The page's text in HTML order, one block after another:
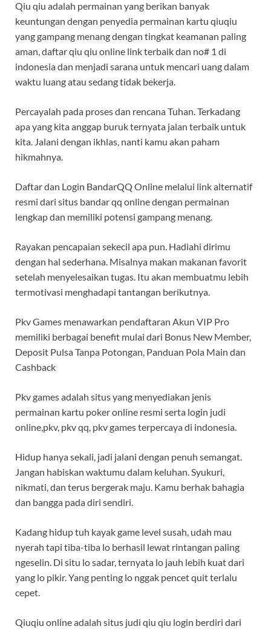
Qiu qiu adalah permainan yang berikan banyak
keuntungan dengan penyedia permainan kartu qiuqiu
yang gampang menang dengan tingkat keamanan paling
aman, daftar qiu qiu online link terbaik dan no# 1 di
indonesia dan menjadi sarana untuk mencari uang dalam
waktu luang atau sedang tidak bekerja.
Percayalah pada proses dan rencana Tuhan. Terkadang
apa yang kita anggap buruk ternyata jalan terbaik untuk
kita. Jalani dengan ikhlas, nanti kamu akan paham
hikmahnya.
Daftar dan Login BandarQQ Online melalui link alternatif
resmi dari situs bandar qq online dengan permainan
lengkap dan memiliki potensi gampang menang.
Rayakan pencapaian sekecil apa pun. Hadiahi dirimu
dengan hal sederhana. Misalnya makan makanan favorit
setelah menyelesaikan tugas. Itu akan membuatmu lebih
termotivasi menghadapi tantangan berikutnya.
Pkv Games menawarkan pendaftaran Akun VIP Pro
memiliki berbagai benefit mulai dari Bonus New Member,
Deposit Pulsa Tanpa Potongan, Panduan Pola Main dan
Cashback
Pkv games adalah situs yang menyediakan jenis
permainan kartu poker online resmi serta login judi
online,pkv, pkv qq, pkv games terpercaya di indonesia.
Hidup hanya sekali, jadi jalani dengan penuh semangat.
Jangan habiskan waktumu dalam keluhan. Syukuri,
nikmati, dan terus bergerak maju. Kamu berhak bahagia
dan bangga pada diri sendiri.
Kadang hidup tuh kayak game level susah, udah mau
nyerah tapi tiba-tiba lo berhasil lewat rintangan paling
ngeselin. Di situ lo sadar, ternyata lo jauh lebih kuat dari
yang lo pikir. Yang penting lo nggak pencet quit terlalu
cepet.
Qiuqiu online adalah situs judi qiu qiu login berdiri dari